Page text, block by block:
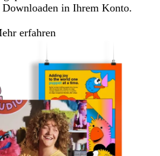
in Ihrem Konto.
erfahren